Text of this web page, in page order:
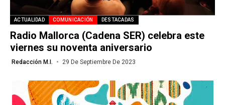
ACTUALIDAD COMUNICACIÓN DESTACADAS
Radio Mallorca (Cadena SER) celebra este
viernes su noventa aniversario
Redacción M.I. 29 De Septiembre De 2023